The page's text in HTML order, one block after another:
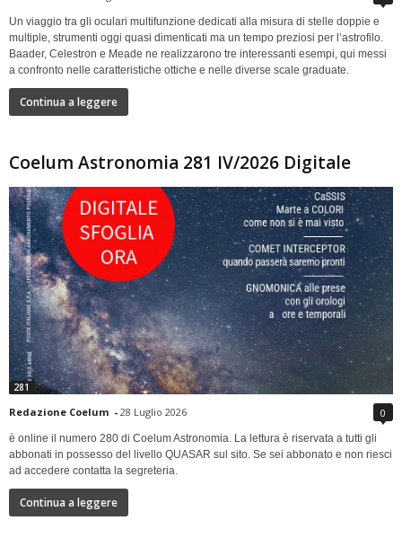
Un viaggio tra gli oculari multifunzione dedicati alla misura di stelle doppie e
multiple, strumenti oggi quasi dimenticati ma un tempo preziosi per l’astrofilo.
Baader, Celestron e Meade ne realizzarono tre interessanti esempi, qui messi
a confronto nelle caratteristiche ottiche e nelle diverse scale graduate.
Continua a leggere
Coelum Astronomia 281 IV/2026 Digitale
281
Redazione Coelum - 28 Luglio 2026 0
è online il numero 280 di Coelum Astronomia. La lettura è riservata a tutti gli
abbonati in possesso del livello QUASAR sul sito. Se sei abbonato e non riesci
ad accedere contatta la segreteria.
Continua a leggere